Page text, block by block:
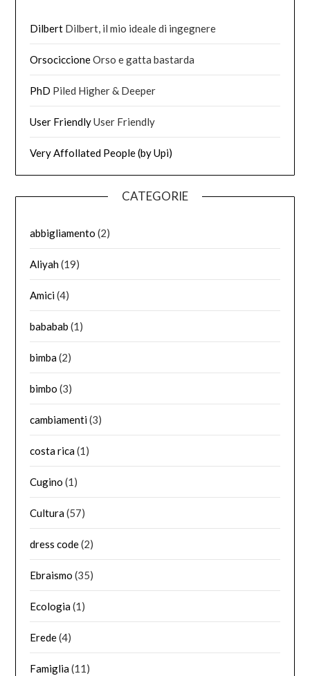
Dilbert Dilbert, il mio ideale di ingegnere
OrsociccioneOrso e gatta bastarda
PhD Piled Higher & Deeper
User FriendlyUser Friendly
Very Affollated People (by Upi)
CATEGORIE
abbigliamento (2)
Aliyah(19)
Amici(4)
bababab (1)
bimba(2)
bimbo (3)
cambiamenti(3)
costa rica(1)
Cugino (1)
Cultura(57)
dress code(2)
Ebraismo (35)
Ecologia(1)
Erede(4)
Famiglia(11)